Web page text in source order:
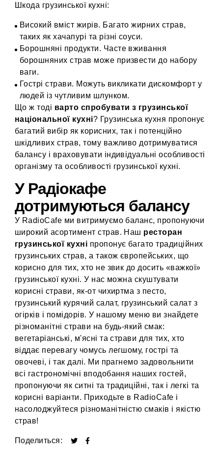
Шкода грузинської кухні:
Високий вміст жирів. Багато жирних страв,
таких як хачапурі та різні соуси.
Борошняні продукти. Часте вживання
борошняних страв може призвести до набору
ваги.
Гострі страви. Можуть викликати дискомфорт у
людей із чутливим шлунком.
Що ж тоді варто спробувати з грузинської
національної кухні? Грузинська кухня пропонує
багатий вибір як корисних, так і потенційно
шкідливих страв, тому важливо дотримуватися
балансу і враховувати індивідуальні особливості
організму та особливості грузинської кухні.
У Радіокафе
дотримуються балансу
У RadioCafe ми витримуємо баланс, пропонуючи
широкий асортимент страв. Наш ресторан
грузинської кухні пропонує багато традиційних
грузинських страв, а також європейських, що
корисно для тих, хто не звик до досить «важкої»
грузинської кухні. У нас можна скуштувати
корисні страви, як-от чихиртма з песто,
грузинський курячий салат, грузинський салат з
огірків і помідорів. У нашому меню ви знайдете
різноманітні страви на будь-який смак:
вегетаріанські, м'ясні та страви для тих, хто
віддає перевагу чомусь легшому, гострі та
овочеві, і так далі. Ми прагнемо задовольнити
всі гастрономічні вподобання наших гостей,
пропонуючи як ситні та традиційні, так і легкі та
корисні варіанти. Приходьте в RadioCafe і
насолоджуйтеся різноманітністю смаків і якістю
страв!
Поделиться: